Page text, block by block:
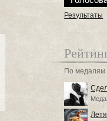
Результаты
По медалям